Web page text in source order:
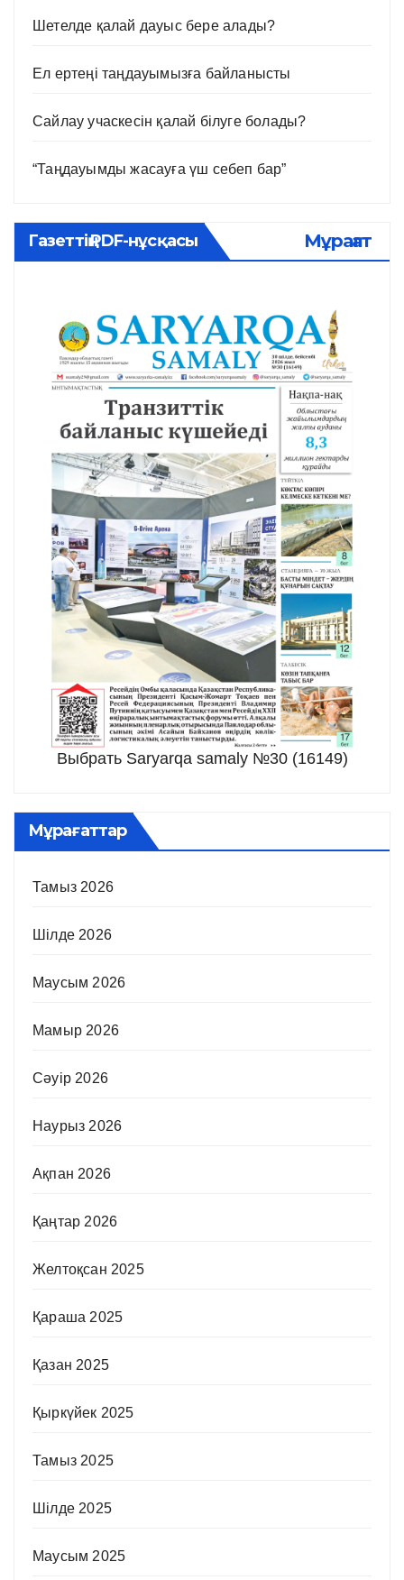
Шетелде қалай дауыс бере алады?
Ел ертеңі таңдауымызға байланысты
Сайлау учаскесін қалай білуге болады?
“Таңдауымды жасауға үш себеп бар”
Газеттің PDF-нұсқасы Мұрағат
Выбрать Saryarqa samaly №30 (16149)
Мұрағаттар
Тамыз 2026
Шілде 2026
Маусым 2026
Мамыр 2026
Сәуір 2026
Наурыз 2026
Ақпан 2026
Қаңтар 2026
Желтоқсан 2025
Қараша 2025
Қазан 2025
Қыркүйек 2025
Тамыз 2025
Шілде 2025
Маусым 2025